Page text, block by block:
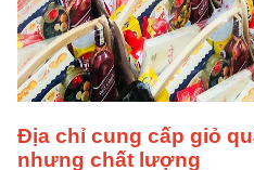
Địa chỉ cung cấp giỏ
nhưng chất lượng